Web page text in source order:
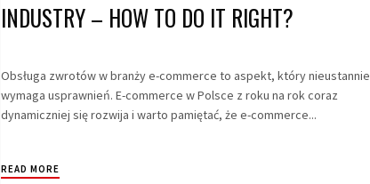
INDUSTRY – HOW TO DO IT RIGHT?
Obsługa zwrotów w branży e-commerce to aspekt, który nieustannie
wymaga usprawnień. E-commerce w Polsce z roku na rok coraz
dynamiczniej się rozwija i warto pamiętać, że e-commerce...
READ MORE